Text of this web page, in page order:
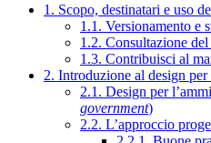
1. Scopo, destinatari e uso
1.1. Versionamento e
1.2. Consultazione del
1.3. Contribuisci al
2. Introduzione al design
2.1. Design per
government)
2.2. L’approccio